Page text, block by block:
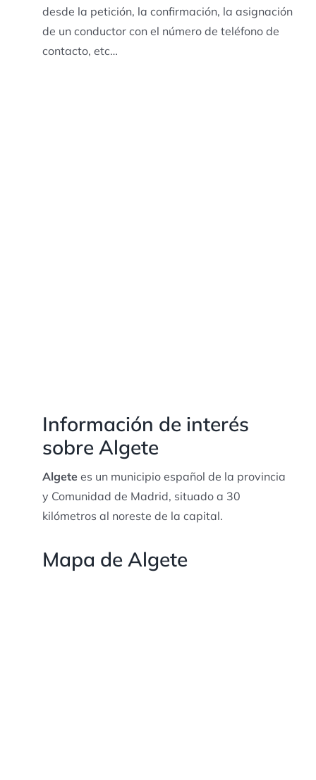
desde la petición, la confirmación, la asignación
de un conductor con el número de teléfono de
contacto, etc…
Información de interés
sobre Algete
Algetees un municipio español de la provincia
y Comunidad de Madrid, situado a 30
kilómetros al noreste de la capital.
Mapa de Algete